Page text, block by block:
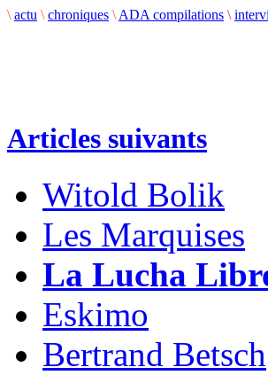
\ actu \ chroniques \ ADA compilations \
Articles suivants
Witold Bolik
Les Marquises
La Lucha
Eskimo
Bertrand Betsch